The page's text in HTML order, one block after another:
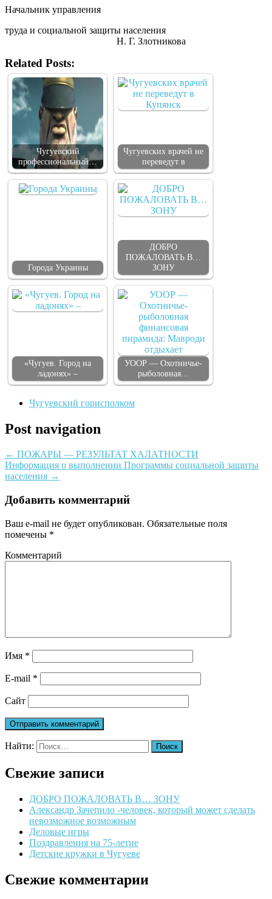
Начальник управления
труда и социальной защиты населения
Н. Г. Злотникова
Related Posts:
Чугуевский
профессиональный…
Чугуевских врачей не
переведут в
Города Украины
ДОБРО
ПОЖАЛОВАТЬ В…
ЗОНУ
«Чугуев. Город на
ладонях» –
УООР — Охотничье-
рыболовная…
Чугуевский горисполком
Post navigation
← ПОЖАРЫ — РЕЗУЛЬТАТ ХАЛАТНОСТИ
Информация о выполнении Программы социальной защиты
населения →
Добавить комментарий
Ваш e-mail не будет опубликован. Обязательные поля
помечены *
Комментарий
Имя *
E-mail *
Сайт
Найти:
Свежие записи
ДОБРО ПОЖАЛОВАТЬ В… ЗОНУ
Александр Зачепило -человек, который может сделать
невозможное возможным
Деловые игры
Поздравления на 75-летие
Детские кружки в Чугуеве
Свежие комментарии